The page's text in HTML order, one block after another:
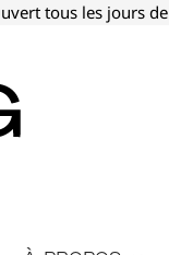
tous les jours